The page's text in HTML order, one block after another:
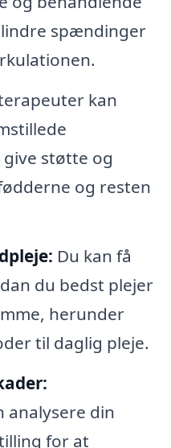
spændinger
kan
støtte og
og resten
Du kan få
du bedst plejer
herunder
til daglig pleje.
analysere din
for at